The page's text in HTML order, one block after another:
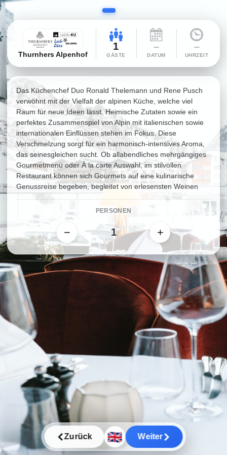
Thurnhers Alpenhof
1
GÄSTE
–
DATUM
–
UHRZEIT
Das Küchenchef Duo Ronald Thelemann und Rene Pusch
verwöhnt mit der Vielfalt der alpinen Küche, welche viel
Raum für neue Ideen lässt. Heimische Zutaten sowie ein
perfektes Zusammenspiel von Alpin mit italienischen sowie
internationalen Einflüssen stehen im Fokus. Diese
Verschmelzung sorgt für ein harmonisch-intensives Aroma,
das seinesgleichen sucht. Ob allabendliches mehrgängiges
Gourmetmenü oder À la carte Auswahl, im stilvollen
Restaurant können sich Gourmets auf eine kulinarische
Genussreise begeben, begleitet von erlesensten Weinen
PERSONEN
− +
Zurück 🇬🇧 Weiter